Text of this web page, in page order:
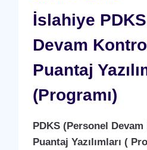
İslahiye
Devam
Puantaj
(Programı)
PDKS (Personel
Puantaj Yazılımları (